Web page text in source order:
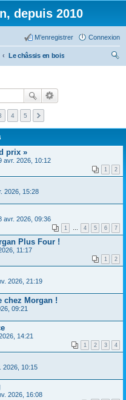
depuis 2010
Connexion
M’enregistrer
Le châssis en bois
4 5
prix »
avr. 2026, 10:12
1 2
2026, 15:28
avr. 2026, 09:36
1 … 4 5 6 7
Plus Four !
11:17
1 2
2026, 21:19
chez Morgan !
09:21
14:21
1 2 3 4
2026, 10:15
2026, 16:08